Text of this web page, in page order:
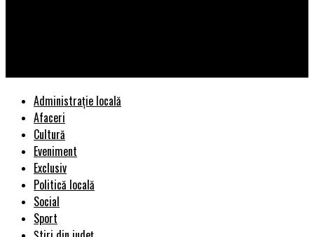
Administrație locală
Afaceri
Cultură
Eveniment
Exclusiv
Politică locală
Social
Sport